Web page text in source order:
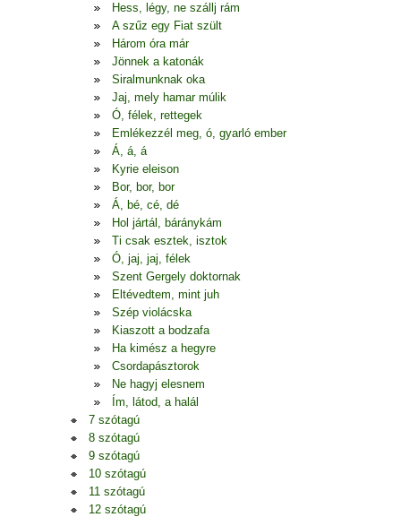
Hess, légy, ne szállj rám
A szűz egy Fiat szült
Három óra már
Jönnek a katonák
Siralmunknak oka
Jaj, mely hamar múlik
Ó, félek, rettegek
Emlékezzél meg, ó, gyarló ember
Á, á, á
Kyrie eleison
Bor, bor, bor
Á, bé, cé, dé
Hol jártál, báránykám
Ti csak esztek, isztok
Ó, jaj, jaj, félek
Szent Gergely doktornak
Eltévedtem, mint juh
Szép violácska
Kiaszott a bodzafa
Ha kimész a hegyre
Csordapásztorok
Ne hagyj elesnem
Ím, látod, a halál
7 szótagú
8 szótagú
9 szótagú
10 szótagú
11 szótagú
12 szótagú